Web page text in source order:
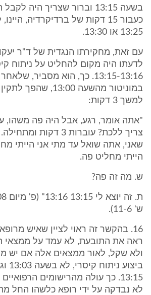
בשעה 13:15 וברור שצריך היה
כעבור 15 דקות של ברדיקרדיה,
13:25 או 13:30.
עם זאת, מחקירתו הנגדית של ד"ר
לדעתו היה מקום להחליט על ניתוח
13:15-13:16. כך, הוא מסביר,
למשך 3 דקות:
"אתה אומר, רגע, אבל היה פה משהו,
צריך ללכת? עוברות 3
שאני, אתה שואל עד מתי אני הייתי
הייתי מחליט פה.
ש. מה זה פה?
ש' 11-6).
16. בהקשר זה ראוי לציין שאיש
ראה את התובעת, לא עמד על ממצאי
ולא שקל, לאור ממצאים אלה אם יש
13:15. כך עולה מהרישומים